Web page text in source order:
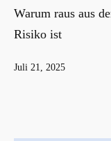
Warum raus aus
Risiko ist
Veröffentlicht
Juli 21, 2025